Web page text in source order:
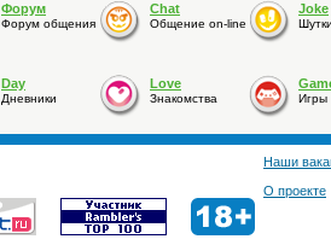
Форум
Форум общения
Chat
Общение on-line
Joke
Day
Дневники
Love
Знакомства Игры
Наши
О проекте